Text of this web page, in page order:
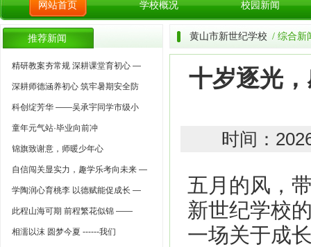
网站首页 学校概况 校园新闻
推荐新闻
精研教案夯常规 深耕课堂育初心 —
深耕师德涵养初心 筑牢暑期安全防
科创绽芳华 ——吴承宇同学市级小
童年元气站·毕业向前冲
锦旗致谢意，师暖少年心
自信闯关显实力，趣学乐考向未来 —
学陶润心育桃李 以德赋能促成长 —
此程山海可期 前程繁花似锦 ——
相濡以沫 圆梦今夏 ------我们
黄山市新世纪学校 / 综合新
十岁逐光
时间：
五月的风，
新世纪学校
一场关于成